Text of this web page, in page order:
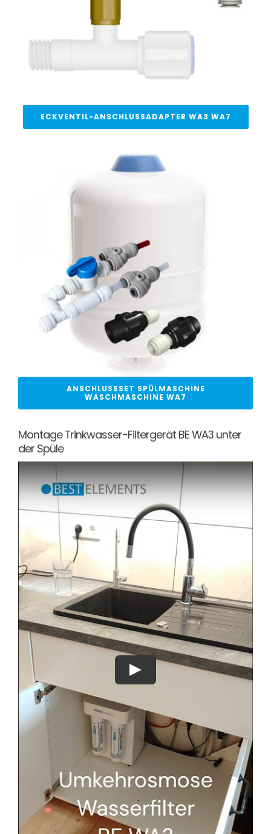
ECKVENTIL-ANSCHLUSSADAPTER WA3 WA7
ANSCHLUSSSET SPÜLMASCHINE
WASCHMASCHINE WA7
Montage Trinkwasser-Filtergerät BE WA3 unter
der Spüle